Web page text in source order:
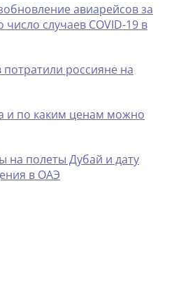
авиарейсов за
случаев COVID-19 в
потратили россияне на
и по каким ценам можно
на полеты Дубай и дату
в ОАЭ